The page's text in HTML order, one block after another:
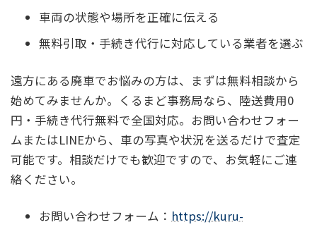
車両の状態や場所を正確に伝える
無料引取・手続き代行に対応している業者を選ぶ
遠方にある廃車でお悩みの方は、まずは無料相談から
始めてみませんか。くるまど事務局なら、陸送費用0
円・手続き代行無料で全国対応。お問い合わせフォー
ムまたはLINEから、車の写真や状況を送るだけで査定
可能です。相談だけでも歓迎ですので、お気軽にご連
絡ください。
お問い合わせフォーム： https://kuru-